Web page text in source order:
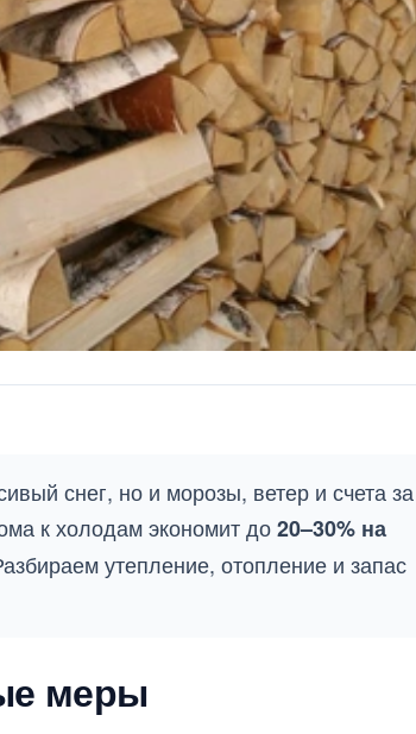
снег, но и морозы, ветер и счета за
к холодам экономит до20–30% на
утепление, отопление и запас
меры